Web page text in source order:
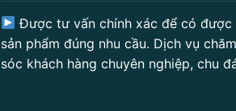
Được tư vấn chính xác để có được
sản phẩm đúng nhu cầu. Dịch vụ chăm
sóc khách hàng chuyên nghiệp, chu